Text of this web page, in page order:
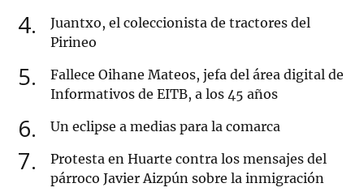
4
Juantxo, el coleccionista de tractores del
Pirineo
5
Fallece Oihane Mateos, jefa del área digital de
Informativos de EITB, a los 45 años
6 Un eclipse a medias para la comarca
7
Protesta en Huarte contra los mensajes del
párroco Javier Aizpún sobre la inmigración